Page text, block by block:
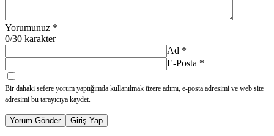
Yorumunuz *
0/30 karakter
Ad *
E-Posta *
Bir dahaki sefere yorum yaptığımda kullanılmak üzere adımı, e-posta adresimi ve web site
adresimi bu tarayıcıya kaydet.
Yorum Gönder Giriş Yap